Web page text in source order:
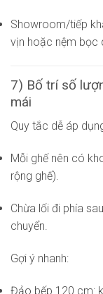
Showroom/tiếp
vịn hoặc nệm bọc
7) Bố trí số
mái
Quy tắc dễ áp
Mỗi ghế nên có
rộng ghế).
Chừa lối đi phía
chuyển.
Gợi ý nhanh:
Đảo bếp 120 cm: